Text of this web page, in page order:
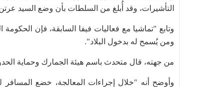
التأشيرات، وقد أُبلغ من السلطات بأن وضع السيد
وتابع "تماشيا مع فعاليات فيفا السابقة، فإن
ومن يُسمح له بدخول البلاد".
من جهته، قال متحدث باسم هيئة الجمارك وحماية
وأوضح أنه "خلال إجراءات المعالجة، خضع